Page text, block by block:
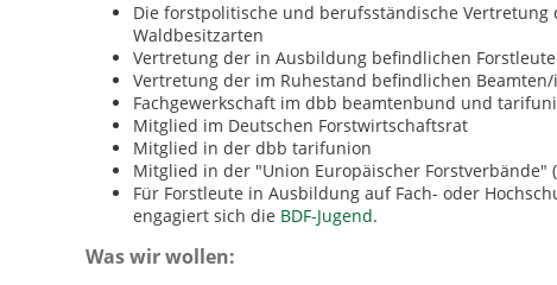
Die forstpolitische und berufsständische
Waldbesitzarten
Vertretung der in Ausbildung befindlichen Forstleute
Vertretung der im Ruhestand befindlichen
Fachgewerkschaft im dbb beamtenbund und
Mitglied im Deutschen Forstwirtschaftsrat
Mitglied in der dbb tarifunion
Mitglied in der "Union Europäischer Forstverbände"
Für Forstleute in Ausbildung auf Fach- oder
engagiert sich die BDF-Jugend.
Was wir wollen: